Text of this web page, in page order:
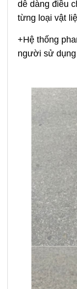
dễ dàng điều
từng loại vật
+Hệ thống
người sử